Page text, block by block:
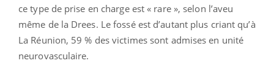
ce type de prise en charge est « rare », selon l’aveu
même de la Drees. Le fossé est d’autant plus criant qu’à
La Réunion, 59 % des victimes sont admises en unité
neurovasculaire.